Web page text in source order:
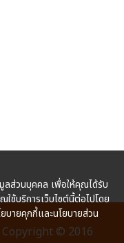
Copyright © 2016
ลส่วนบุคคล เพื่อให้คุณได้รับ
ช้บริการเว็บไซต์นี้ต่อไปโดย
ายคุกกี้และนโยบายส่วน